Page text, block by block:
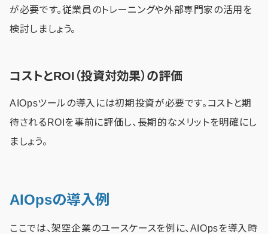
が必要です。従業員のトレーニングや外部専門家の活用を
検討しましょう。
コストとROI（投資対効果）の評価
AIOpsツールの導入には初期投資が必要です。コストと期
待されるROIを事前に評価し、長期的なメリットを明確にし
ましょう。
AIOpsの導入例
ここでは、架空企業のユースケースを例に、AIOpsを導入時